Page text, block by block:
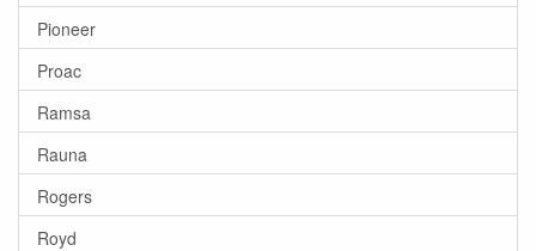
Pioneer
Proac
Ramsa
Rauna
Rogers
Royd